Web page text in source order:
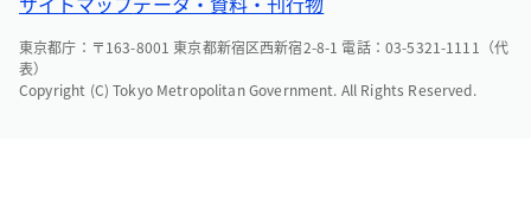
東京都庁：〒163-8001 東京都新宿区西新宿2-8-1 電話：03-5321-1111（代
表）
Copyright (C) Tokyo Metropolitan Government. All Rights Reserved.